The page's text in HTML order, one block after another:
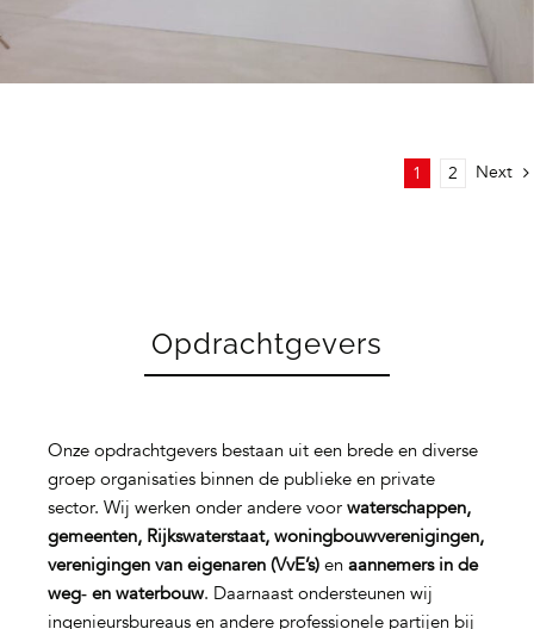
1 2 Next
Opdrachtgevers
Onze opdrachtgevers bestaan uit een brede en diverse
groep organisaties binnen de publieke en private
sector. Wij werken onder andere voor waterschappen,
gemeenten, Rijkswaterstaat, woningbouwverenigingen,
verenigingen van eigenaren (VvE’s)en aannemers in de
weg‑ en waterbouw. Daarnaast ondersteunen wij
ingenieursbureaus en andere professionele partijen bij